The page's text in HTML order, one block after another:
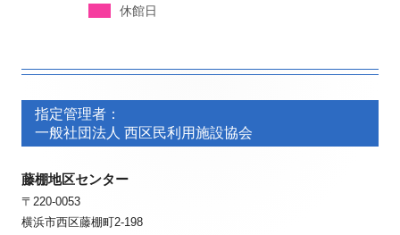
休館日
ッ
タ
ー・
コ
ッ
タ
ー・
コ
指定管理者：
一般社団法人 西区民利用施設協会
藤棚地区センター
〒220-0053
横浜市西区藤棚町2-198